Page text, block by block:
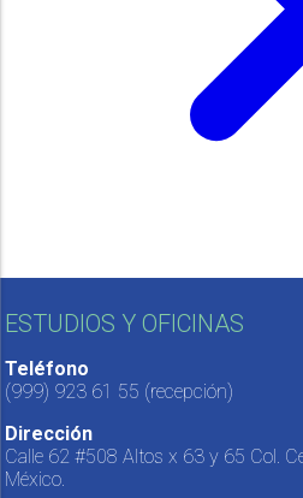
ESTUDIOS Y OFICINAS
Teléfono
(999) 923 61 55 (recepción)
Dirección
Calle 62 #508 Altos x 63 y 65 Col.
México.